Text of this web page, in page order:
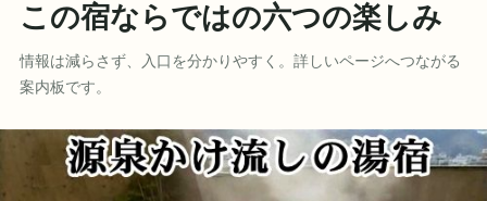
この宿ならではの六つの楽しみ
情報は減らさず、入口を分かりやすく。詳しいページへつながる
案内板です。